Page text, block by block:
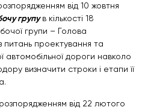
від 10 жовтня
групув кількості 18
групи – Голова
проектування та
автомобільної дороги навколо
визначити строки і етапи її
розпорядженням від 22 лютого